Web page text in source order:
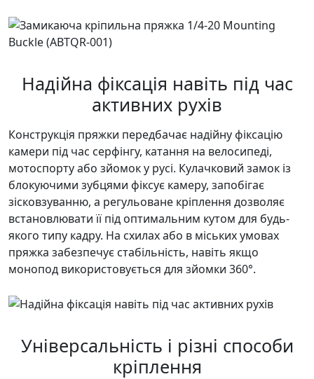
Надійна фіксація навіть під час
активних рухів
Конструкція пряжки передбачає надійну фіксацію
камери під час серфінгу, катання на велосипеді,
мотоспорту або зйомок у русі. Кулачковий замок із
блокуючими зубцями фіксує камеру, запобігає
зісковзуванню, а регульоване кріплення дозволяє
встановлювати її під оптимальним кутом для будь-
якого типу кадру. На схилах або в міських умовах
пряжка забезпечує стабільність, навіть якщо
монопод використовується для зйомки 360°.
Універсальність і різні способи
кріплення